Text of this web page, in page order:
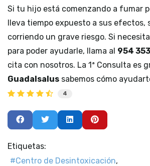
Si tu hijo está comenzando a fumar
lleva tiempo expuesto a sus efectos,
corriendo un grave riesgo. Si
para poder ayudarle, llama al 954
cita con nosotros. La 1ª Consulta es
Guadalsalus sabemos cómo
4
Etiquetas:
Centro de Desintoxicación